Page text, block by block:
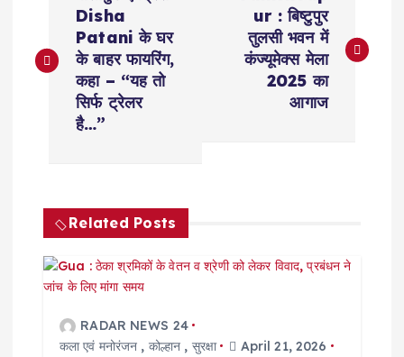
s
a
v
Disha
Patani के घर
के बाहर फायरिंग,
कहा – “यह तो
सिर्फ ट्रेलर
है…”
ur : बिष्टुपुर
तुलसी भवन में
कंज्यूमेक्स मेला
2025 का
आगाज
Related Posts
RADAR NEWS 24
कला एवं मनोरंजन , कोल्हान , सुरक्षा
April 21, 2026